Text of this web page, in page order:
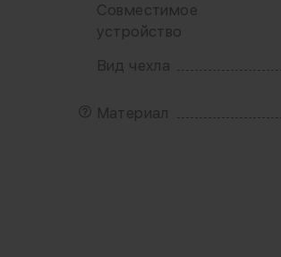
Совместимое
устройство
Вид чехла
Материал